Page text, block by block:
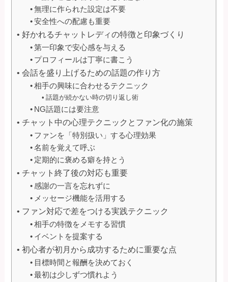
無理に作られた設定は不要
安全性への配慮も重要
好かれるチャットレディの特徴と印象づくり
第一印象で安心感を与える
プロフィールは丁寧に書こう
会話を盛り上げるための話題の作り方
相手の興味に合わせるテクニック
話題が続かない時の切り返し術
NG話題には要注意
チャット中の心理テクニックとファン化の施策
ファンを「特別扱い」する心理効果
名前を覚えて呼ぶ
定期的に褒める癖を持とう
チャット終了後の対応も重要
感謝の一言を忘れずに
メッセージ機能を活用する
ファン対応で差をつける実践テクニック
相手の特徴をメモする習慣
イベントを提案する
初心者が初月から成功するために重要な点
目標時間と報酬を決めておく
最初は少しずつ慣れよう